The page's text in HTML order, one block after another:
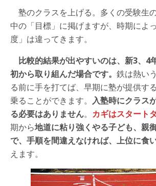
塾のクラスを上げる。多くの受験生
中の「目標」に掲げますが、時期によ
度」は違ってきます。
比較的結果が出やすいのは、新3、4
初から取り組んだ場合です。 鉄は熱い
る前に手を打てば、早期に塾が提供す
乗ることができます。 入塾時にクラス
る必要はありません。 カギはスタート
期から地道に粘り強くやる子ども、親
で、手順を間違えなければ、上位に食
えます。